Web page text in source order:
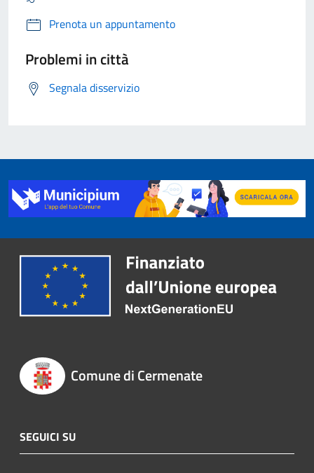
Prenota un appuntamento
Problemi in città
Segnala disservizio
Comune di Cermenate
SEGUICI SU